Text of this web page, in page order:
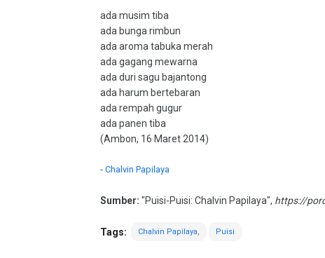
ada musim tiba
ada bunga rimbun
ada aroma tabuka merah
ada gagang mewarna
ada duri sagu bajantong
ada harum bertebaran
ada rempah gugur
ada panen tiba
(Ambon, 16 Maret 2014)
- Chalvin Papilaya
Sumber: "Puisi-Puisi: Chalvin Papilaya", https://
Tags: Chalvin Papilaya Puisi